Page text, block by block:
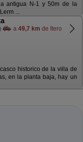
antigua N-1 y 50m de la
...
a 49,7 km de Itero
historico de la villa de
en la planta baja, hay un